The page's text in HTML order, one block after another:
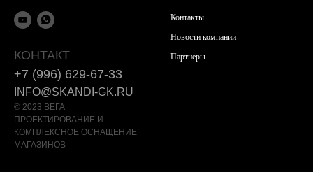
КОНТАКТ
+7 (996) 629-67-33
INFO@SKANDI-GK.RU
© 2023 ВЕГА
ПРОЕКТИРОВАНИЕ И
КОМПЛЕКСНОЕ ОСНАЩЕНИЕ
МАГАЗИНОВ
Контакты
Новости компании
Партнеры